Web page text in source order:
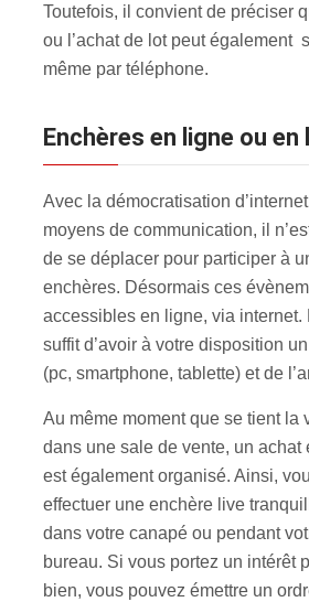
Toutefois, il convient de préciser
ou l’achat de lot peut également
même par téléphone.
Enchères en ligne ou en
Avec la démocratisation
moyens de communication, il
de se déplacer pour participer à
enchères. Désormais ces
accessibles en ligne, via internet.
suffit d’avoir à votre disposition
(pc, smartphone, tablette) et de
Au même moment que se tient la
dans une sale de vente, un achat
est également organisé. Ainsi,
effectuer une enchère live
dans votre canapé ou pendant
bureau. Si vous portez un intérêt
bien, vous pouvez émettre un